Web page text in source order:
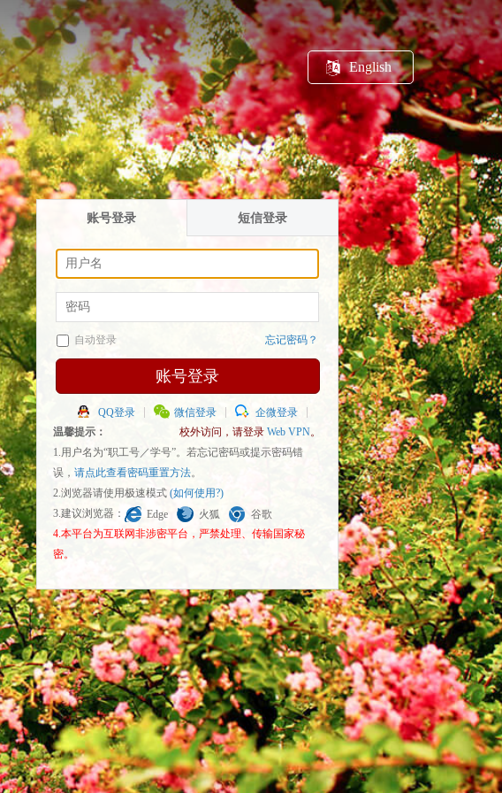
English
账号登录 短信登录
自动登录 忘记密码？
账号登录
QQ登录 微信登录
企微登录
温馨提示：
校外访问，请登录 Web VPN。
1.用户名为“职工号／学号”。若忘记密码或提示密码错
误， 请点此查看密码重置方法。
2.浏览器请使用极速模式 (如何使用?)
3.建议浏览器：
Edge 火狐
谷歌
4.本平台为互联网非涉密平台，严禁处理、传输国家秘
密。